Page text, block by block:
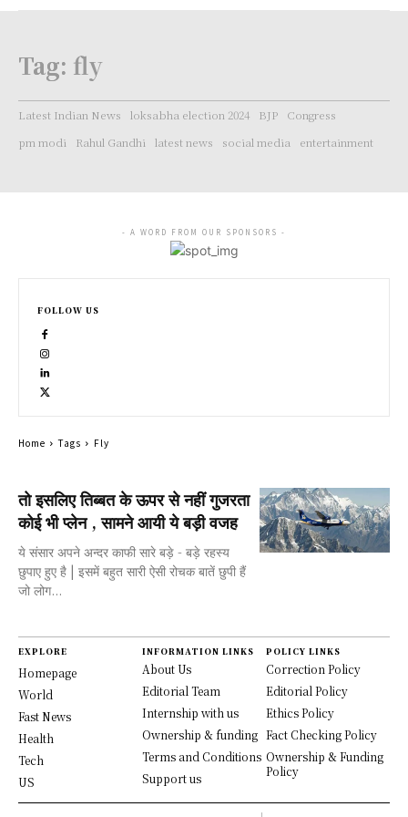
Tag: fly
Latest Indian News loksabha election 2024 BJP
Congress
pm modi
Rahul Gandhi latest news social media entertainment
तो इसलिए तिब्बत के ऊपर से नहीं गुजरता
कोई भी प्लेन , सामने आयी ये बड़ी वजह
ये संसार अपने अन्दर काफी सारे बड़े - बड़े रहस्य
छुपाए हुए है | इसमें बहुत सारी ऐसी रोचक बातें छुपी हैं
जो लोग...
- A WORD FROM OUR SPONSORS -
FOLLOW US
Home Tags Fly
EXPLORE
Homepage
World
Fast News
Health
Tech
US
INFORMATION LINKS
About Us
Editorial Team
Internship with us
Ownership & funding
Terms and Conditions
Support us
POLICY LINKS
Correction Policy
Editorial Policy
Ethics Policy
Fact Checking Policy
Ownership & Funding
Policy